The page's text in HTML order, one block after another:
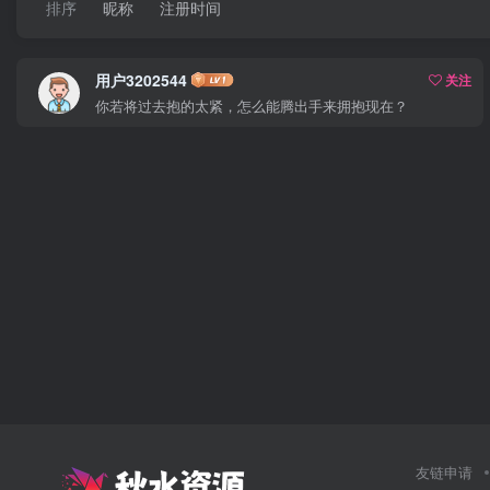
排序 昵称 注册时间
用户3202544
关注
你若将过去抱的太紧，怎么能腾出手来拥抱现在？
友链申请